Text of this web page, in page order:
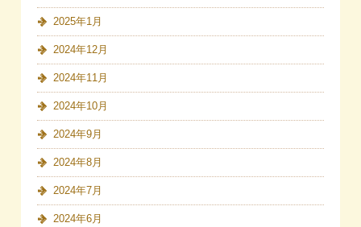
2025年1月
2024年12月
2024年11月
2024年10月
2024年9月
2024年8月
2024年7月
2024年6月